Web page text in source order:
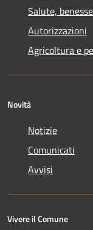
Salute,
Autorizzazioni
Agricoltura e
Novità
Notizie
Comunicati
Avvisi
Vivere il Comune